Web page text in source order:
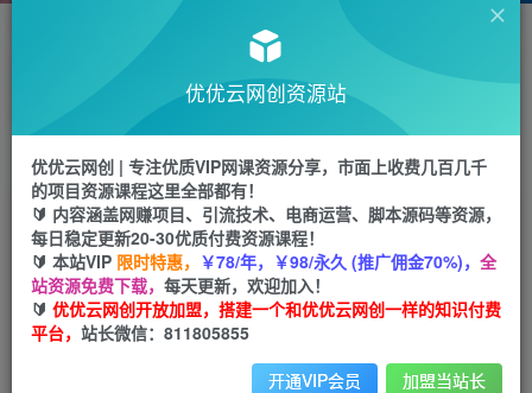
免费下载全站资源
研究探讨更多创业项目路子。
站长V：hu91275
推荐
首页 中创网 正文
（5522期）智能原创封面和创业文案，快手小红
书引流精准创业粉，微信每天被加100+
优优云网创
2年前发布
关注 私信
优优云网创资源站
优优云网创 | 专注优质VIP网课资源分享，市面上收费几百几千
的项目资源课程这里全部都有！
🔰 内容涵盖网赚项目、引流技术、电商运营、脚本源码等资源，
每日稳定更新20-30优质付费资源课程！
🔰 本站VIP 限时特惠， ￥78/年，￥98/永久 (推广佣金70%)， 全
站资源免费下载， 每天更新，欢迎加入！
🔰 优优云网创开放加盟，搭建一个和优优云网创一样的知识付费
平台， 站长微信：811805855
开通VIP会员 加盟当站长